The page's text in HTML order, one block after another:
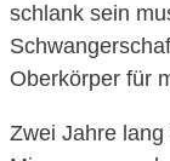
schlank sein
Oberkörper für
Zwei Jahre